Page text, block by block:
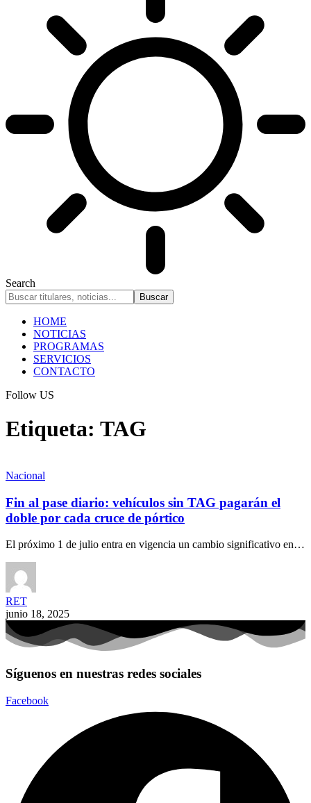
Search
HOME
NOTICIAS
PROGRAMAS
SERVICIOS
CONTACTO
Follow US
Etiqueta: TAG
Nacional
Fin al pase diario: vehículos sin TAG pagarán el
doble por cada cruce de pórtico
El próximo 1 de julio entra en vigencia un cambio significativo en…
RET
junio 18, 2025
Síguenos en nuestras redes sociales
Facebook